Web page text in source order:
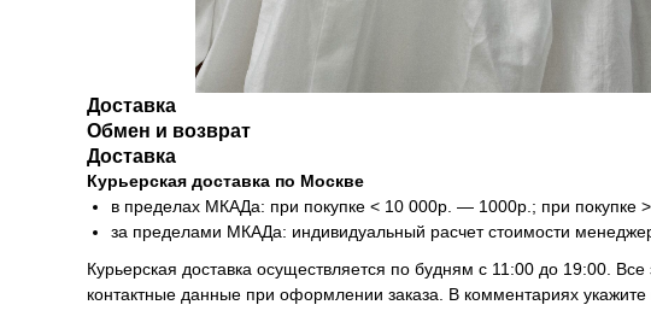
Доставка
Обмен и возврат
Доставка
Курьерская доставка по Москве
в пределах МКАДа: при покупке < 10 000р. — 1000р.; при покупке
за пределами МКАДа: индивидуальный расчет стоимости
Курьерская доставка осуществляется по будням с 11:00 до 19:00.
контактные данные при оформлении заказа. В комментариях укажите